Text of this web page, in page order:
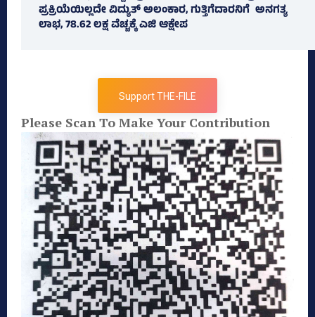
ಪ್ರಕ್ರಿಯೆಯಿಲ್ಲದೇ ವಿದ್ಯುತ್‌ ಅಲಂಕಾರ, ಗುತ್ತಿಗೆದಾರನಿಗೆ ಅನಗತ್ಯ
ಲಾಭ, 78.62 ಲಕ್ಷ ವೆಚ್ಚಕ್ಕೆ ಎಜಿ ಆಕ್ಷೇಪ
Support THE-FILE
Please Scan To Make Your Contribution